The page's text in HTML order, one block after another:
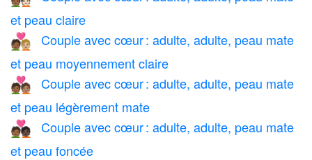
et peau claire
🧑🏾‍❤️‍🧑🏼 Couple avec cœur : adulte, adulte, peau mate
et peau moyennement claire
🧑🏾‍❤️‍🧑🏽 Couple avec cœur : adulte, adulte, peau mate
et peau légèrement mate
🧑🏾‍❤️‍🧑🏿 Couple avec cœur : adulte, adulte, peau mate
et peau foncée